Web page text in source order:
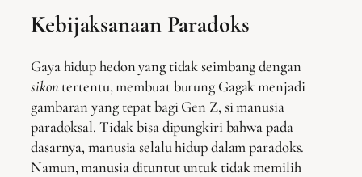
Kebijaksanaan Paradoks
Gaya hidup hedon yang tidak seimbang dengan
sikontertentu, membuat burung Gagak menjadi
gambaran yang tepat bagi Gen Z, si manusia
paradoksal. Tidak bisa dipungkiri bahwa pada
dasarnya, manusia selalu hidup dalam paradoks.
Namun, manusia dituntut untuk tidak memilih